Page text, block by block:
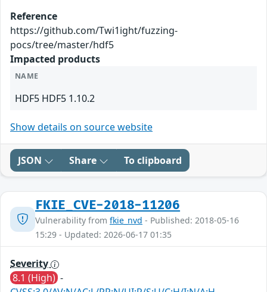
Reference
https://github.com/Twi1ight/fuzzing-
pocs/tree/master/hdf5
Impacted products
NAME
HDF5 HDF5 1.10.2
Show details on source website
JSON Share To clipboard
FKIE_CVE-2018-11206
Vulnerability from fkie_nvd - Published: 2018-05-16
15:29 - Updated: 2026-06-17 01:35
Severity
8.1 (High) -